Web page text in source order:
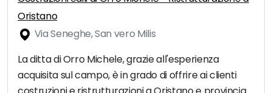
Oristano
Via Seneghe, San vero Milis
La ditta di Orro Michele, grazie all'esperienza
acquisita sul campo, è in grado di offrire ai clienti